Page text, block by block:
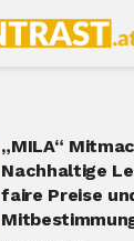
„MILA“
Nachhaltige
faire Preise